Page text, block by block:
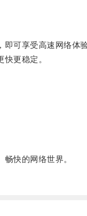
可享受高速网络体验
更稳定。
快的网络世界。